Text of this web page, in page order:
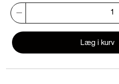
Læg i kurv